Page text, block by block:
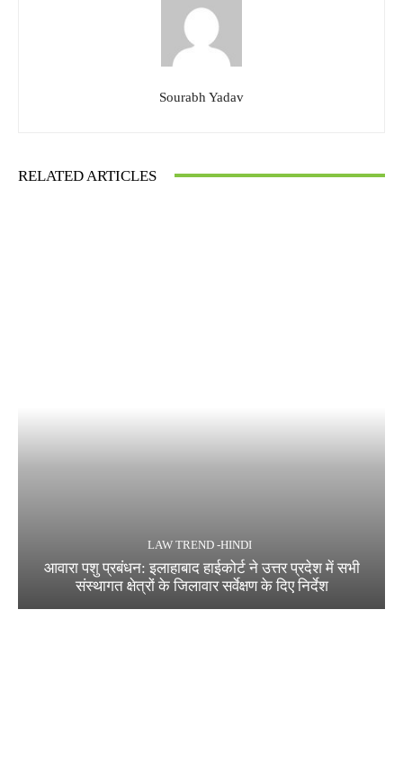
Sourabh Yadav
RELATED ARTICLES
LAW TREND -HINDI
आवारा पशु प्रबंधन: इलाहाबाद हाईकोर्ट ने उत्तर प्रदेश में सभी
संस्थागत क्षेत्रों के जिलावार सर्वेक्षण के दिए निर्देश